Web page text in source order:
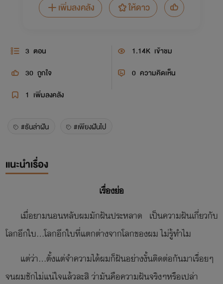
เพิ่มลงคลัง
ให้ดาว
3 ตอน 1.14K เข้าชม
30 ถูกใจ 0 ความคิดเห็น
1 เพิ่มลงคลัง
#ธันล่าฝัน #เพียงฝันไป
แนะนำเรื่อง
เรื่องย่อ
เมื่อยามนอนหลับผมมักฝันประหลาด เป็นความฝันเกี่ยวกับ
โลกอีกใบ...โลกอีกใบที่แตกต่างจากโลกของผม ไม่รู้ทำไม
แต่ว่า...ตั้งแต่จำความได้ผมก็ฝันอย่างงั้นติดต่อกันมาเรื่อยๆ
จนผมชักไม่แน่ใจแล้วละสิ ว่ามันคือความฝันจริงๆหรือเปล่า